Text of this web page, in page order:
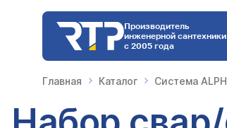
Производитель
инженерной сантехники
с 2005 года
Главная Каталог Система